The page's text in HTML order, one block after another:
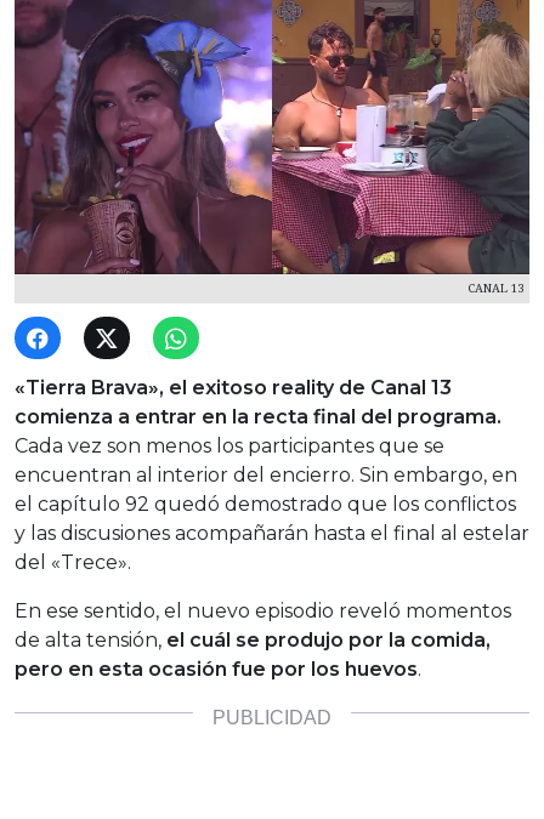
CANAL 13
«Tierra Brava», el exitoso reality de Canal 13
comienza a entrar en la recta final del programa.
Cada vez son menos los participantes que se
encuentran al interior del encierro. Sin embargo, en
el capítulo 92 quedó demostrado que los conflictos
y las discusiones acompañarán hasta el final al estelar
del «Trece».
En ese sentido, el nuevo episodio reveló momentos
de alta tensión, el cuál se produjo por la comida,
pero en esta ocasión fue por los huevos.